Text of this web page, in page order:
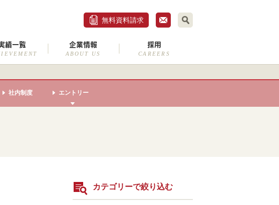
無料資料請求
績一覧 企業情報
ABOUT US
採用
CAREERS
社内制度 エントリー
カテゴリーで絞り込む